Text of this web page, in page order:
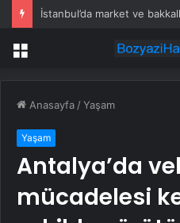
Menü
Anasayfa /Yaşam
Yaşam
Antalya’da
mücadelesi